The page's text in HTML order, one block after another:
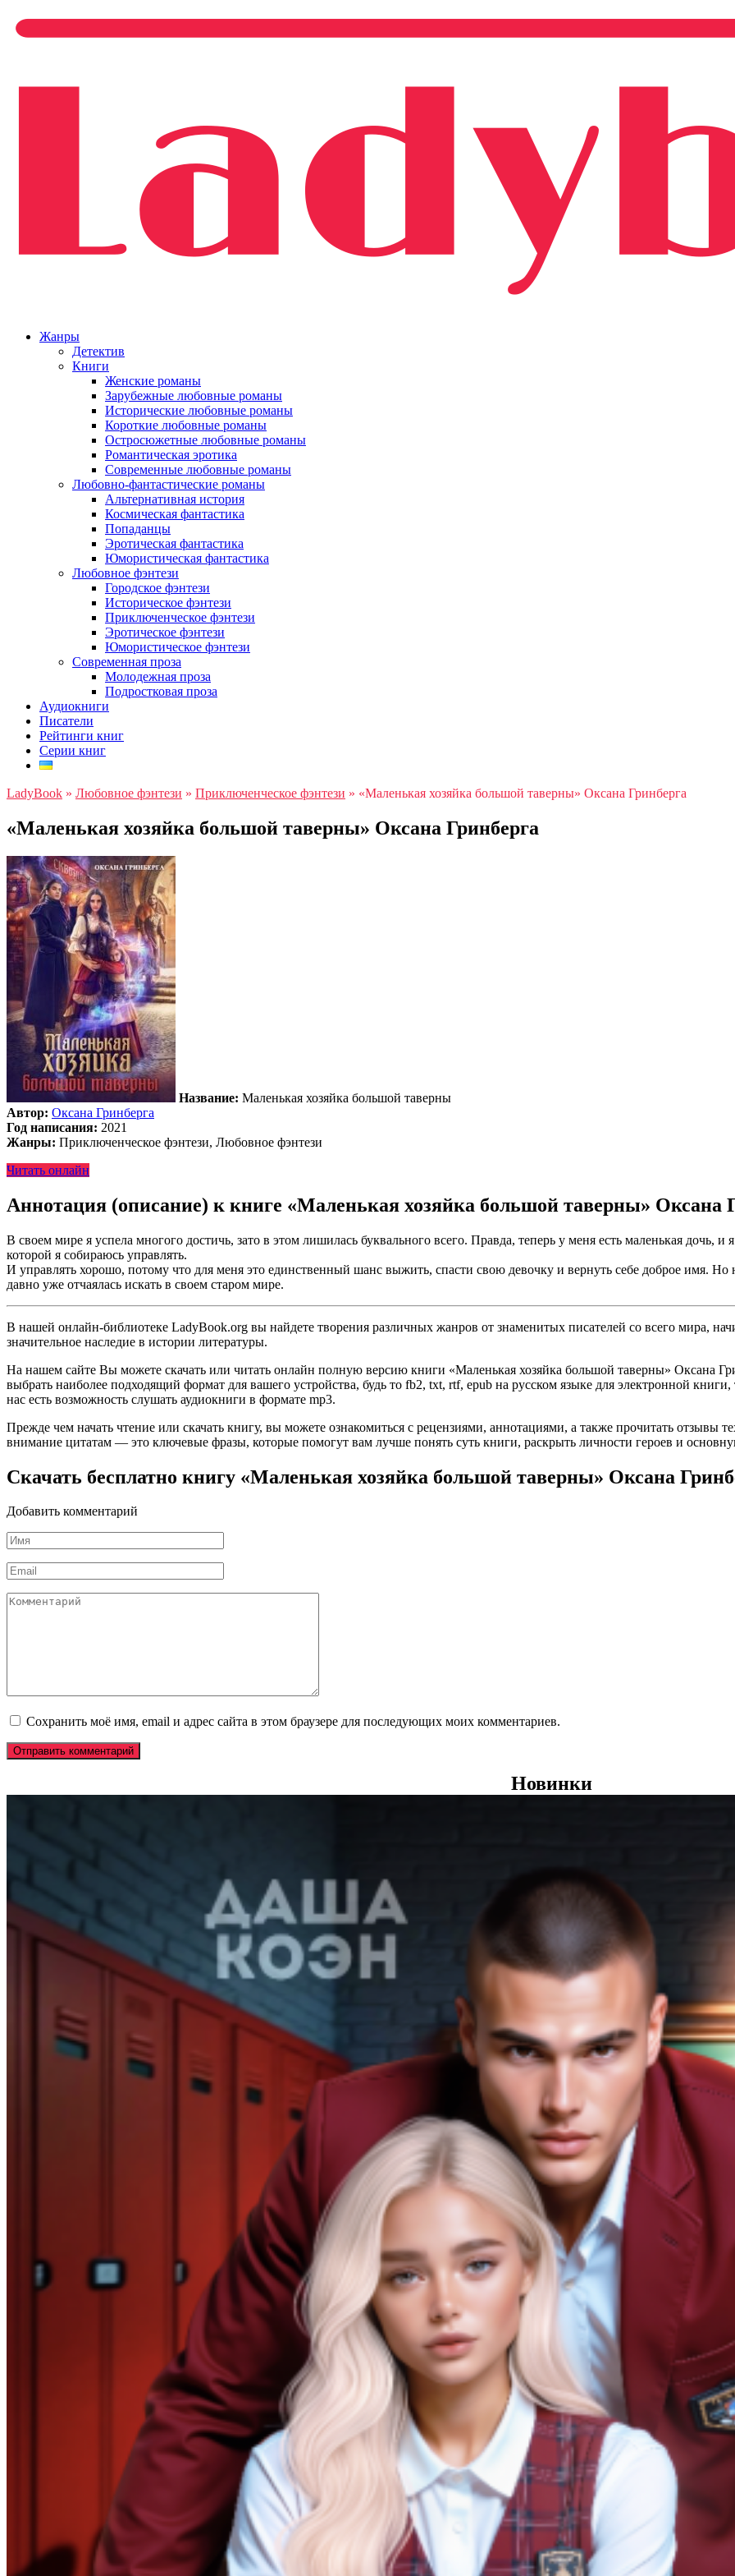
Жанры
Детектив
Книги
Женские романы
Зарубежные любовные романы
Исторические любовные романы
Короткие любовные романы
Остросюжетные любовные романы
Романтическая эротика
Современные любовные романы
Любовно-фантастические романы
Альтернативная история
Космическая фантастика
Попаданцы
Эротическая фантастика
Юмористическая фантастика
Любовное фэнтези
Городское фэнтези
Историческое фэнтези
Приключенческое фэнтези
Эротическое фэнтези
Юмористическое фэнтези
Современная проза
Молодежная проза
Подростковая проза
Аудиокниги
Писатели
Рейтинги книг
Серии книг
LadyBook » Любовное фэнтези » Приключенческое фэнтези » «Маленькая хозяйка большой таверны» Оксана Гринберга
«Маленькая хозяйка большой таверны» Оксана Гринберга
Название: Маленькая хозяйка большой таверны
Автор: Оксана Гринберга
Год написания: 2021
Жанры: Приключенческое фэнтези, Любовное фэнтези
Читать онлайн
Аннотация (описание) к книге «Маленькая хозяйка большой таверны» Оксана
В своем мире я успела многого достичь, зато в этом лишилась буквального всего. Правда, теперь у меня есть маленькая дочь,
которой я собираюсь управлять.
И управлять хорошо, потому что для меня это единственный шанс выжить, спасти свою девочку и вернуть себе доброе имя.
давно уже отчаялась искать в своем старом мире.
В нашей онлайн-библиотеке LadyBook.org вы найдете творения различных жанров от знаменитых писателей со всего мира,
значительное наследие в истории литературы.
На нашем сайте Вы можете скачать или читать онлайн полную версию книги «Маленькая хозяйка большой таверны» Оксана
выбрать наиболее подходящий формат для вашего устройства, будь то fb2, txt, rtf, epub на русском языке для электронной
нас есть возможность слушать аудиокниги в формате mp3.
Прежде чем начать чтение или скачать книгу, вы можете ознакомиться с рецензиями, аннотациями, а также прочитать отзывы
внимание цитатам — это ключевые фразы, которые помогут вам лучше понять суть книги, раскрыть личности героев и
Скачать бесплатно книгу «Маленькая хозяйка большой таверны» Оксана
Добавить комментарий
Имя
*
Email
*
Комментарий
Сохранить моё имя, email и адрес сайта в этом браузере для последующих моих комментариев.
Новинки